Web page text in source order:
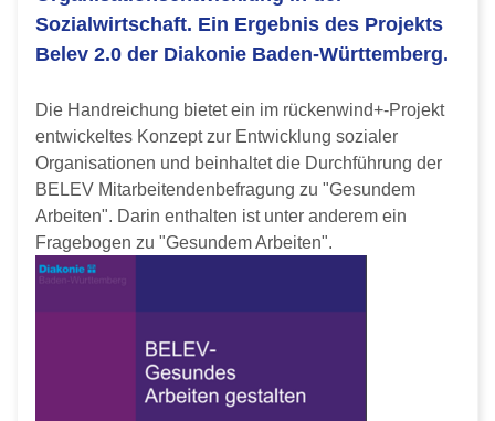
Sozialwirtschaft. Ein Ergebnis des Projekts
Belev 2.0 der Diakonie Baden-Württemberg.
Die Handreichung bietet ein im rückenwind+-Projekt
entwickeltes Konzept zur Entwicklung sozialer
Organisationen und beinhaltet die Durchführung der
BELEV Mitarbeitendenbefragung zu "Gesundem
Arbeiten". Darin enthalten ist unter anderem ein
Fragebogen zu "Gesundem Arbeiten".